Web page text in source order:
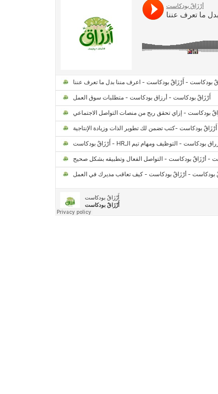
أقدم مطحن بن في مصر| يكشف لنا
ذاتك
حصاد 2022 لمشروع "رواد 2030″
كل ما تريد معرفته عن مشروع "رواد
2030″
مركز جروان للثقافة والفنون | نموذج المركز